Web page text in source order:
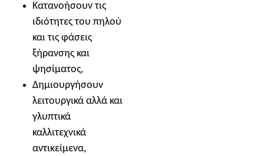
Κατανοήσουν τις
ιδιότητες του πηλού
και τις φάσεις
ξήρανσης και
ψησίματος,
Δημιουργήσουν
λειτουργικά αλλά και
γλυπτικά
καλλιτεχνικά
αντικείμενα,